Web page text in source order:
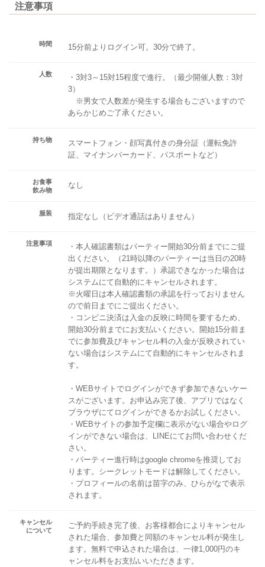
注意事項
時間 15分前よりログイン可。30分で終了。
人数
・3対3～15対15程度で進行。（最少開催人数：3対
3）
※男女で人数差が発生する場合もございますので
あらかじめご了承ください。
持ち物
スマートフォン・顔写真付きの身分証（運転免許
証、マイナンバーカード、パスポートなど）
お食事
飲み物
なし
服装 指定なし（ビデオ通話はありません）
注意事項
・本人確認書類はパーティー開始30分前までにご提
出ください。（21時以降のパーティーは当日の20時
が提出期限となります。）承認できなかった場合は
システムにて自動的にキャンセルされます。
※火曜日は本人確認書類の承認を行っておりません
ので前日までにご提出ください。
・コンビニ決済は入金の反映に時間を要するため、
開始30分前までにお支払いください。開始15分前ま
でに参加費及びキャンセル料の入金が反映されてい
ない場合はシステムにて自動的にキャンセルされま
す。
・WEBサイトでログインができず参加できないケー
スがございます。お申込み完了後、アプリではなく
ブラウザにてログインができるかお試しください。
・WEBサイトの参加予定欄に表示がない場合やログ
インができない場合は、LINEにてお問い合わせくだ
さい。
・パーティー進行時はgoogle chromeを推奨してお
ります。シークレットモードは解除してください。
・プロフィールの名前は苗字のみ、ひらがなで表示
されます。
キャンセル
について
ご予約手続き完了後、お客様都合によりキャンセル
された場合、参加費と同額のキャンセル料が発生し
ます。無料で申込された場合は、一律1,000円のキ
ャンセル料をお支払いいただきます。